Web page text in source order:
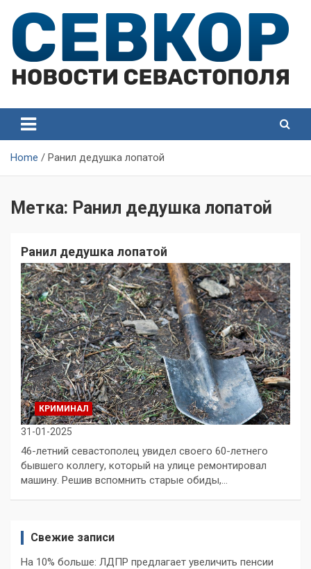
content
Севастополя
Севастополя
Home Ранил дедушка лопатой
Метка: Ранил дедушка лопатой
Ранил дедушка лопатой
КРИМИНАЛ
31-01-2025
46-летний севастополец увидел своего 60-летнего
бывшего коллегу, который на улице ремонтировал
машину. Решив вспомнить старые обиды,…
Свежие записи
На 10% больше: ЛДПР предлагает увеличить пенсии